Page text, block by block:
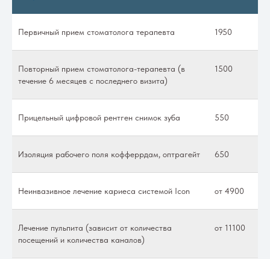
Первичный прием стоматолога терапевта 1950
Повторный прием стоматолога-терапевта (в
течение 6 месяцев с последнего визита)
1500
Прицельный цифровой рентген снимок зуба 550
Изоляция рабочего поля кофферрдам, оптрагейт 650
Неинвазивное лечение кариеса системой Icon от 4900
Лечение пульпита (зависит от количества
посещений и количества каналов)
от 11100